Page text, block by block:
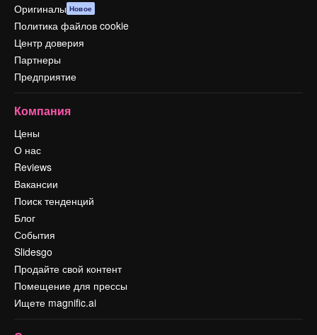
Оригиналы Новое
Политика файлов cookie
Центр доверия
Партнеры
Предприятие
Компания
Цены
О нас
Reviews
Вакансии
Поиск тенденций
Блог
События
Slidesgo
Продайте свой контент
Помещение для прессы
Ищете magnific.ai